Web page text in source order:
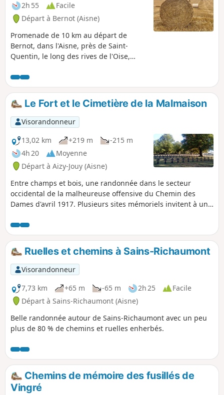
2h 55
Facile
Départ à Bernot (Aisne)
Promenade de 10 km au départ de
Bernot, dans l'Aisne, près de Saint-
Quentin, le long des rives de l'Oise,
canal de la Sambre à l'Oise. Une
première partie champêtre, avant une
seconde plus boisée. Amateurs de
photos, prévoyez votre appareil.
Le Fort et le Cimetière de la Malmaison
Visorandonneur
13,02 km
+219 m
-215 m
4h 20
Moyenne
Départ à Aizy-Jouy (Aisne)
Entre champs et bois, une randonnée dans le secteur
occidental de la malheureuse offensive du Chemin des
Dames d'avril 1917. Plusieurs sites mémoriels invitent à une
occasionnent.
Ruelles et chemins à Sains-Richaumont
Visorandonneur
7,73 km
+65 m -65 m 2h 25
Facile
Départ à Sains-Richaumont (Aisne)
Belle randonnée autour de Sains-Richaumont avec un peu
plus de 80 % de chemins et ruelles enherbés.
Chemins de mémoire des fusillés de
Vingré